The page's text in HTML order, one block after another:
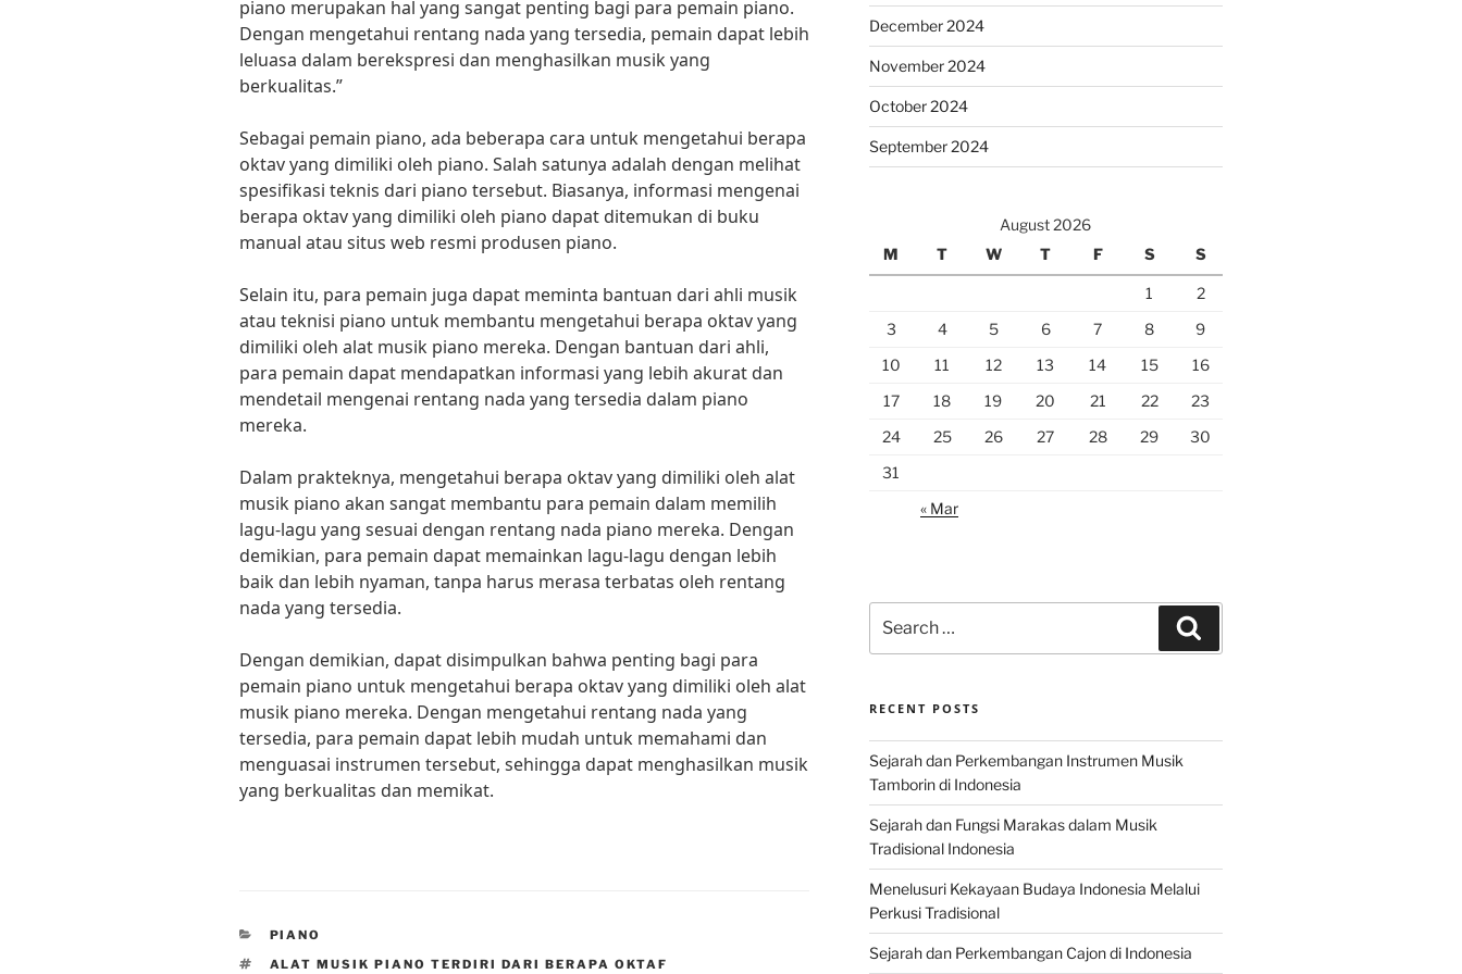
piano merupakan hal yang sangat penting bagi para pemain piano.
Dengan mengetahui rentang nada yang tersedia, pemain dapat lebih
leluasa dalam berekspresi dan menghasilkan musik yang
berkualitas.”
Sebagai pemain piano, ada beberapa cara untuk mengetahui berapa
oktav yang dimiliki oleh piano. Salah satunya adalah dengan melihat
spesifikasi teknis dari piano tersebut. Biasanya, informasi mengenai
berapa oktav yang dimiliki oleh piano dapat ditemukan di buku
manual atau situs web resmi produsen piano.
Selain itu, para pemain juga dapat meminta bantuan dari ahli musik
atau teknisi piano untuk membantu mengetahui berapa oktav yang
dimiliki oleh alat musik piano mereka. Dengan bantuan dari ahli,
para pemain dapat mendapatkan informasi yang lebih akurat dan
mendetail mengenai rentang nada yang tersedia dalam piano
mereka.
Dalam prakteknya, mengetahui berapa oktav yang dimiliki oleh alat
musik piano akan sangat membantu para pemain dalam memilih
lagu-lagu yang sesuai dengan rentang nada piano mereka. Dengan
demikian, para pemain dapat memainkan lagu-lagu dengan lebih
baik dan lebih nyaman, tanpa harus merasa terbatas oleh rentang
nada yang tersedia.
Dengan demikian, dapat disimpulkan bahwa penting bagi para
pemain piano untuk mengetahui berapa oktav yang dimiliki oleh alat
musik piano mereka. Dengan mengetahui rentang nada yang
tersedia, para pemain dapat lebih mudah untuk memahami dan
menguasai instrumen tersebut, sehingga dapat menghasilkan musik
yang berkualitas dan memikat.
CATEGORIES
PIANO
TAGS
ALAT MUSIK PIANO TERDIRI DARI BERAPA OKTAF
December 2024
November 2024
October 2024
September 2024
August 2026
M
T W T F S S
1
2
3
4 5 6 7 8
9
10
11 12 13 14 15
16
17
18 19 20 21 22
23
24
25 26 27 28 29
30
31
« Mar
for:
RECENT POSTS
Sejarah dan Perkembangan Instrumen Musik
Tamborin di Indonesia
Sejarah dan Fungsi Marakas dalam Musik
Tradisional Indonesia
Menelusuri Kekayaan Budaya Indonesia Melalui
Perkusi Tradisional
Sejarah dan Perkembangan Cajon di Indonesia